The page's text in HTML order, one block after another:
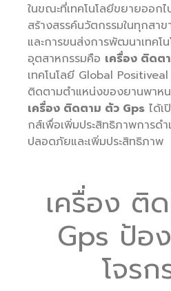
ในขณะที่เทคโนโลยีขยายออก
สร้างสรรค์นวัตกรรมในทุกสา
และการขนส่งการพัฒนาเทคโ
อุตสาหกรรมคือ เครื่อง ติดต
เทคโนโลยี Global
ติดตามตำแหน่งของยานพาหน
เครื่อง ติดตาม ตัว Gps ได้เ
กส์เพื่อเพิ่มประสิทธิภาพการด
ปลอดภัยและเพิ่มประสิทธิภาพ
เครื่อง ติ
Gps ป้อ
โจรก